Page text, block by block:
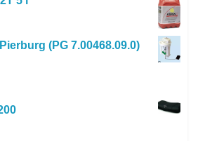
(PG 7.00468.09.0)